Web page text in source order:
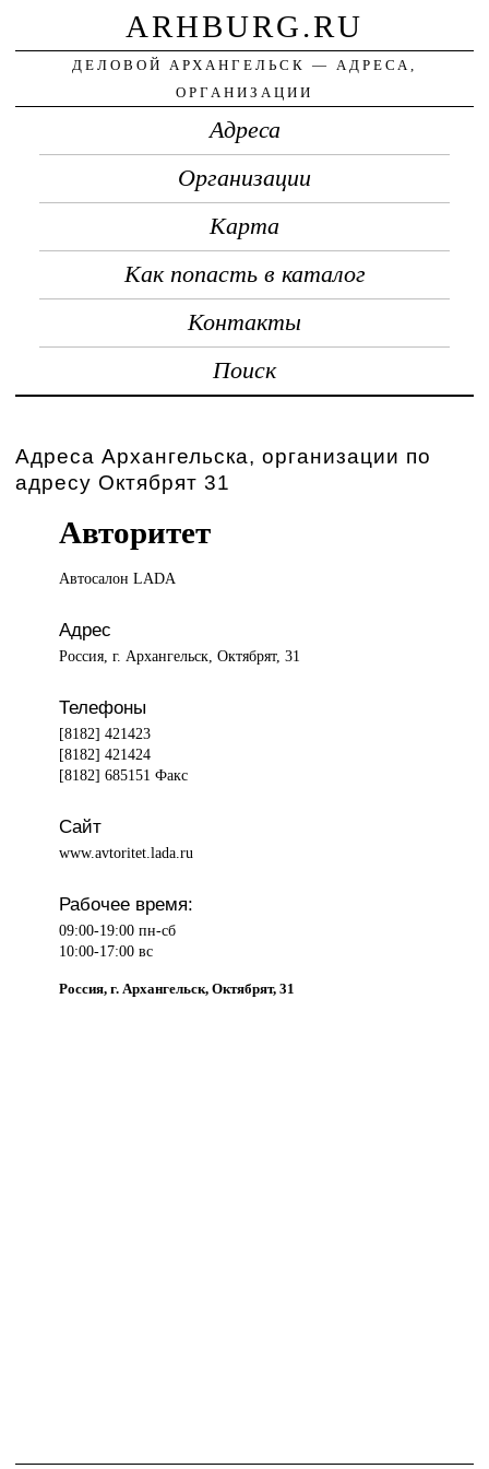
ARHBURG.RU
ДЕЛОВОЙ АРХАНГЕЛЬСК — АДРЕСА,
ОРГАНИЗАЦИИ
Адреса
Организации
Карта
Как попасть в каталог
Контакты
Поиск
Адреса Архангельска, организации по
адресу Октябрят 31
Авторитет
Автосалон LADA
Адрес
Россия, г. Архангельск, Октябрят, 31
Телефоны
[8182] 421423
[8182] 421424
[8182] 685151 Факс
Сайт
www.avtoritet.lada.ru
Рабочее время:
09:00-19:00 пн-сб
10:00-17:00 вс
Россия, г. Архангельск, Октябрят, 31